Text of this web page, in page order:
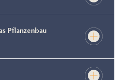
Pflanzenbau